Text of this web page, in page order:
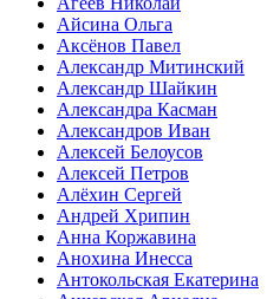
Айсина Ольга
Аксёнов Павел
Александр Митинский
Александр Шайкин
Александра Касман
Александров Иван
Алексей Белоусов
Алексей Петров
Алёхин Сергей
Андрей Хрипин
Анна Коржавина
Анохина Инесса
Антокольская Екатерина